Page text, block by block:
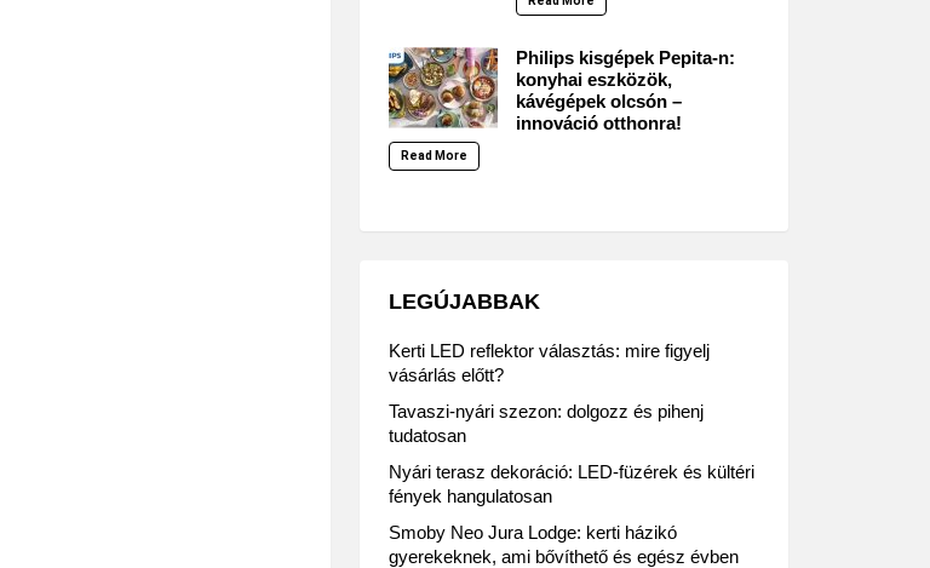
Philips kisgépek Pepita-n:
konyhai eszközök,
kávégépek olcsón –
innováció otthonra!
Read More
LEGÚJABBAK
Kerti LED reflektor választás: mire figyelj
vásárlás előtt?
Tavaszi-nyári szezon: dolgozz és pihenj
tudatosan
Nyári terasz dekoráció: LED-füzérek és kültéri
fények hangulatosan
Smoby Neo Jura Lodge: kerti házikó
gyerekeknek, ami bővíthető és egész évben